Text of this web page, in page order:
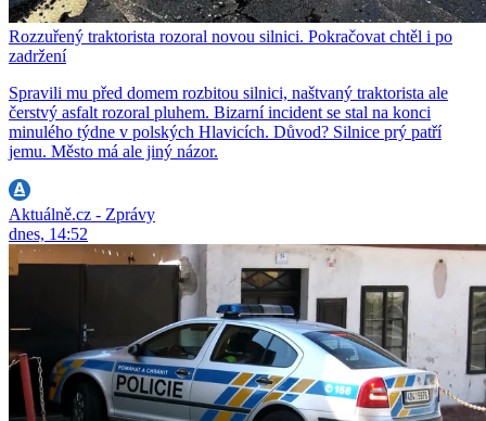
Rozzuřený traktorista rozoral novou silnici. Pokračovat chtěl i po
zadržení
Spravili mu před domem rozbitou silnici, naštvaný traktorista ale
čerstvý asfalt rozoral pluhem. Bizarní incident se stal na konci
minulého týdne v polských Hlavicích. Důvod? Silnice prý patří
jemu. Město má ale jiný názor.
Aktuálně.cz - Zprávy
dnes, 14:52